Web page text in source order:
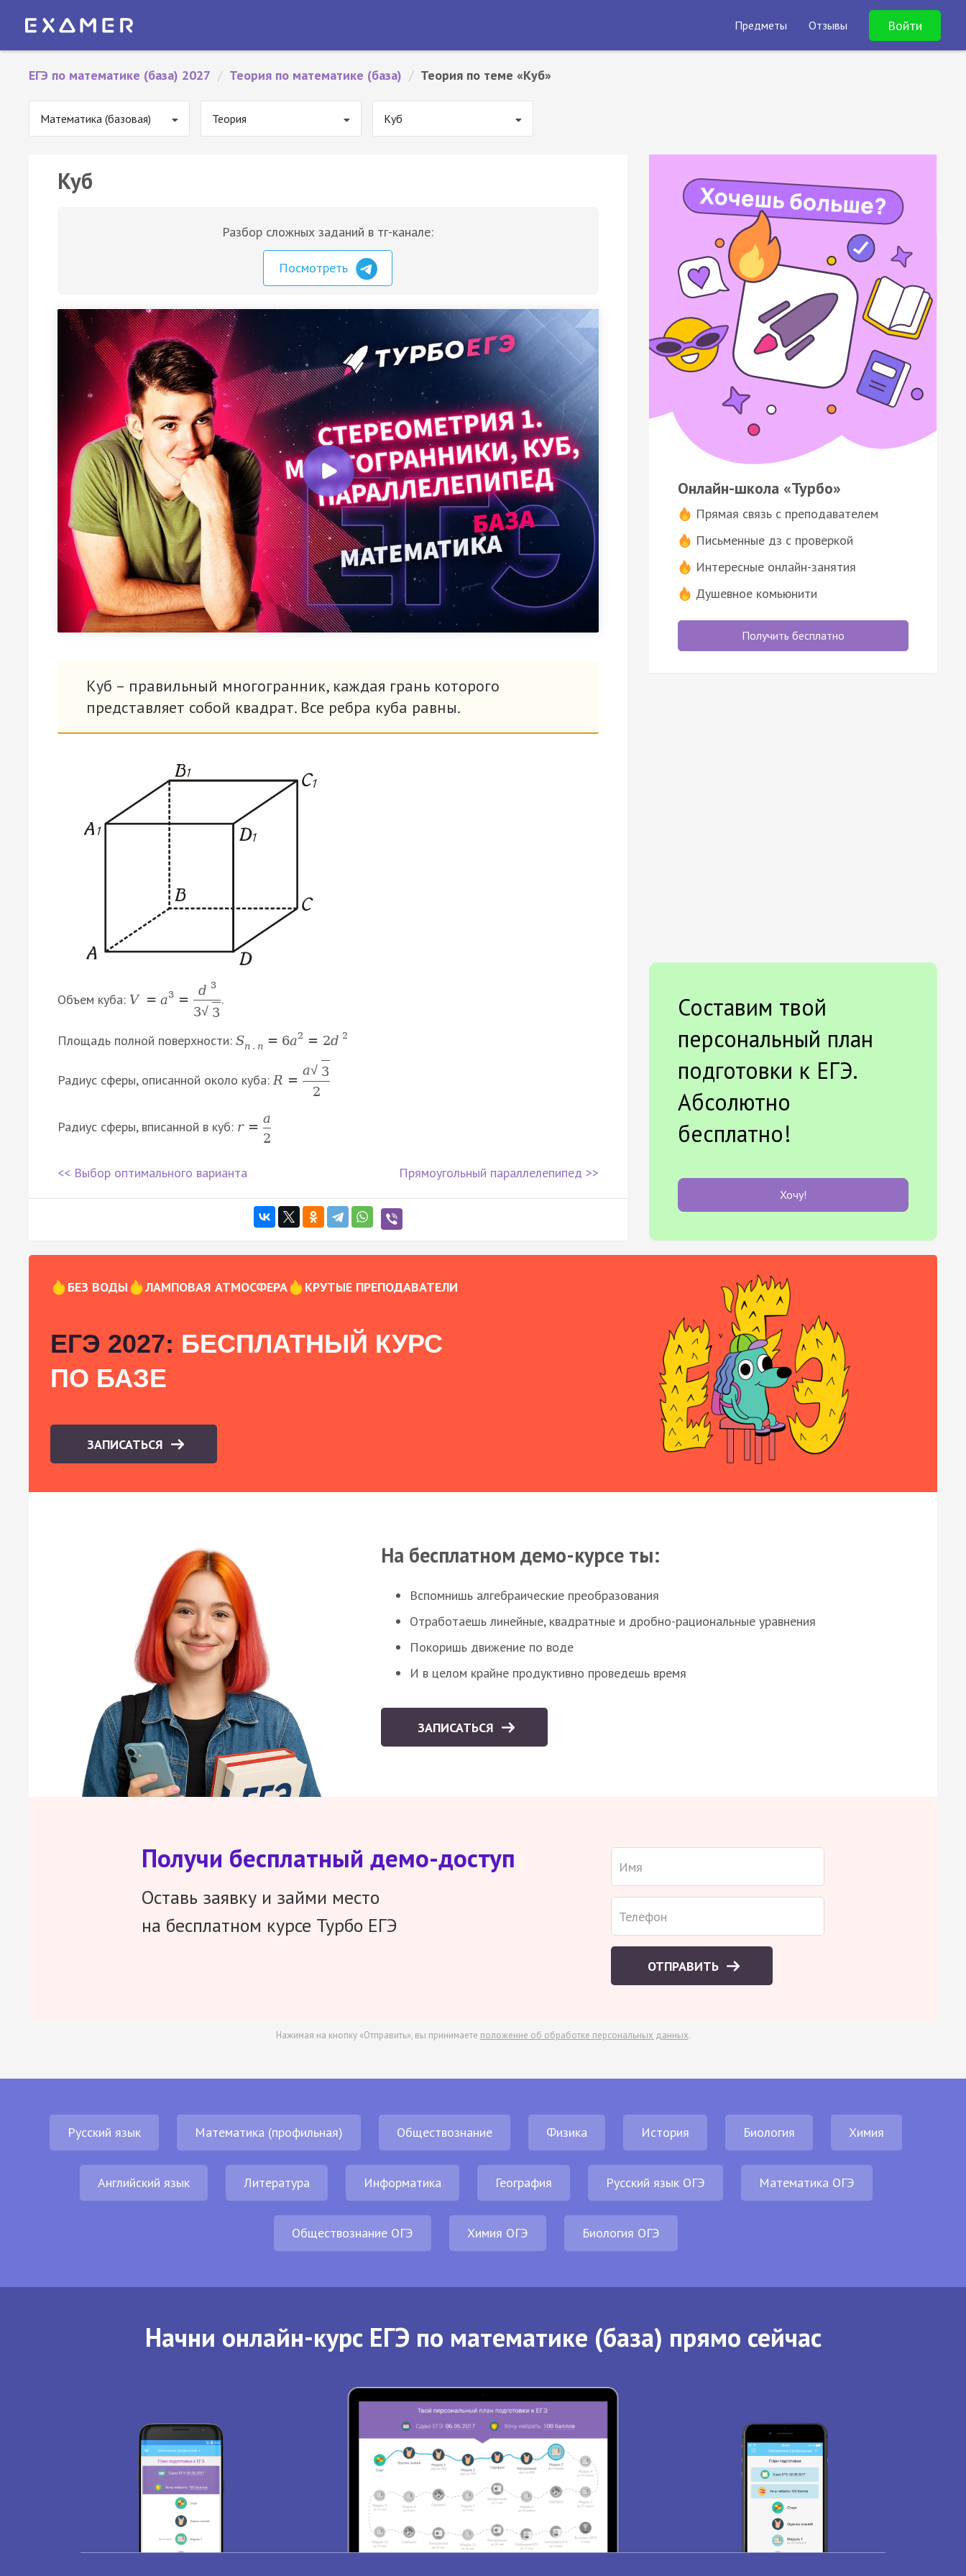
Предметы Отзывы Войти
ЕГЭ по математике (база) 2027 / Теория по математике (база) / Теория по теме «Куб»
Математика (базовая) Теория Куб
Куб
Разбор сложных заданий в тг-канале:
Посмотреть
Куб – правильный многогранник, каждая грань которого
представляет собой квадрат. Все ребра куба равны.
Объем куба: V = a3 =
d 3
3√ 3
.
Площадь полной поверхности: Sп . п = 6а2 = 2d 2
Радиус сферы, описанной около куба:R =
a√ 3
2
Радиус сферы, вписанной в куб: r =
a
2
<< Выбор оптимального варианта Прямоугольный параллелепипед >>
Онлайн-школа «Турбо»
Прямая связь с преподавателем
Письменные дз с проверкой
Интересные онлайн-занятия
Душевное комьюнити
Получить бесплатно
Составим твой
персональный план
подготовки к ЕГЭ.
Абсолютно
бесплатно!
Хочу!
БЕЗ ВОДЫ ЛАМПОВАЯ АТМОСФЕРА КРУТЫЕ ПРЕПОДАВАТЕЛИ
ЕГЭ 2027: БЕСПЛАТНЫЙ КУРС
ПО БАЗЕ
ЗАПИСАТЬСЯ
На бесплатном демо-курсе ты:
Вспомнишь алгебраические преобразования
Отработаешь линейные, квадратные и дробно-рациональные уравнения
Покоришь движение по воде
И в целом крайне продуктивно проведешь время
ЗАПИСАТЬСЯ
Получи бесплатный демо-доступ
Оставь заявку и займи место
на бесплатном курсе Турбо ЕГЭ
ОТПРАВИТЬ
Нажимая на кнопку «Отправить», вы принимаете положение об обработке персональных данных.
Русский язык Математика (профильная) Обществознание Физика История Биология Химия
Английский язык Литература Информатика География Русский язык ОГЭ Математика ОГЭ
Обществознание ОГЭ Химия ОГЭ Биология ОГЭ
Начни онлайн-курс ЕГЭ по математике (база) прямо сейчас